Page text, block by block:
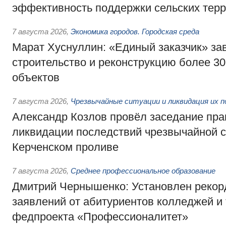
эффективность поддержки сельских
7 августа 2026, Экономика городов. Городская среда
Марат Хуснуллин: «Единый заказчик»
строительство и реконструкцию более
объектов
7 августа 2026, Чрезвычайные ситуации и ликвидация их
Александр Козлов провёл заседание
ликвидации последствий чрезвычайной
Керченском проливе
7 августа 2026, Среднее профессиональное образование
Дмитрий Чернышенко: Установлен
заявлений от абитуриентов колледжей и
федпроекта «Профессионалитет»